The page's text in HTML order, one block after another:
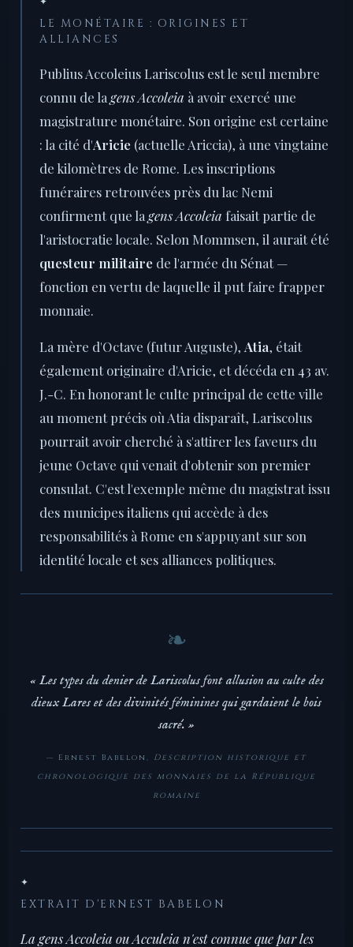
LE MONÉTAIRE : ORIGINES ET
ALLIANCES
Publius Accoleius Lariscolus est le seul membre
connu de la gens Accoleia à avoir exercé une
magistrature monétaire. Son origine est certaine
: la cité d'Aricie (actuelle Ariccia), à une vingtaine
de kilomètres de Rome. Les inscriptions
funéraires retrouvées près du lac Nemi
confirment que la gens Accoleia faisait partie de
l'aristocratie locale. Selon Mommsen, il aurait été
questeur militaire de l'armée du Sénat —
fonction en vertu de laquelle il put faire frapper
monnaie.
La mère d'Octave (futur Auguste), Atia, était
également originaire d'Aricie, et décéda en 43 av.
J.-C. En honorant le culte principal de cette ville
au moment précis où Atia disparaît, Lariscolus
pourrait avoir cherché à s'attirer les faveurs du
jeune Octave qui venait d'obtenir son premier
consulat. C'est l'exemple même du magistrat issu
des municipes italiens qui accède à des
responsabilités à Rome en s'appuyant sur son
identité locale et ses alliances politiques.
« Les types du denier de Lariscolus font allusion au culte des
dieux Lares et des divinités féminines qui gardaient le bois
sacré. »
— Ernest Babelon, Description historique et
chronologique des monnaies de la République
romaine
✦
EXTRAIT D'ERNEST BABELON
La gens Accoleia ou Acculeia n'est connue que par les